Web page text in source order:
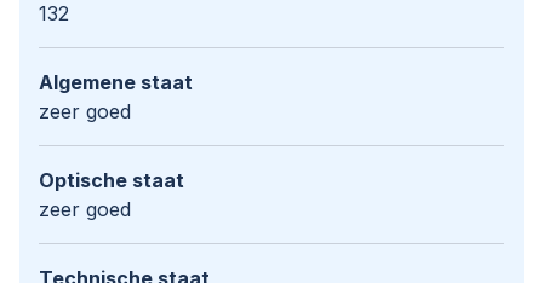
132
Algemene staat
zeer goed
Optische staat
zeer goed
Technische staat